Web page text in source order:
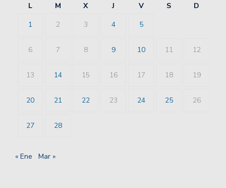
L M X J V S
D
1
2 3 4 5
6 7 8 9 10 11 12
13 14 15 16 17 18 19
20 21 22 23 24 25 26
27 28
« Ene Mar »